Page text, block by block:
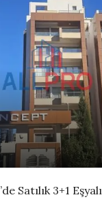
Satılık 3+1